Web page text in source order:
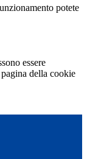
potete
essere
della cookie